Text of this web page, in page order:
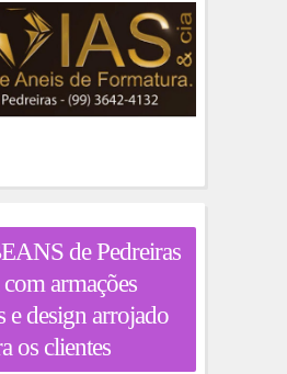
de Pedreiras
armações
e design arrojado
os clientes